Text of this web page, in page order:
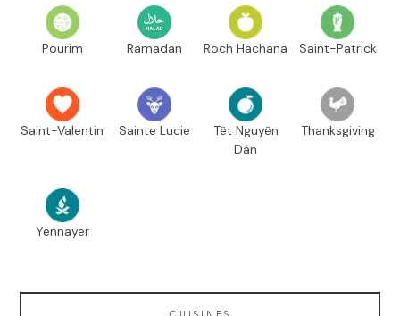
Pourim Ramadan Roch Hachana Saint-Patrick
Saint-Valentin Sainte Lucie
Têt Nguyên
Dán
Thanksgiving
Yennayer